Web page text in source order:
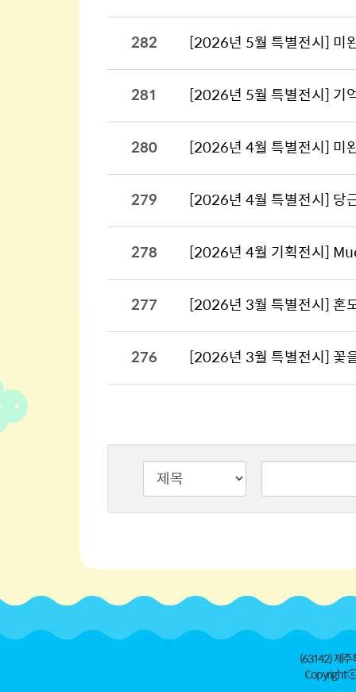
282 [2026년 5월 특별전시] 미
281 [2026년 5월 특별전시] 기
280 [2026년 4월 특별전시] 미
279 [2026년 4월 특별전시] 당
278 [2026년 4월 기획전시]
277 [2026년 3월 특별전시] 혼모
276 [2026년 3월 특별전시] 꽃
검색타입
(63142) 제주
Copyright